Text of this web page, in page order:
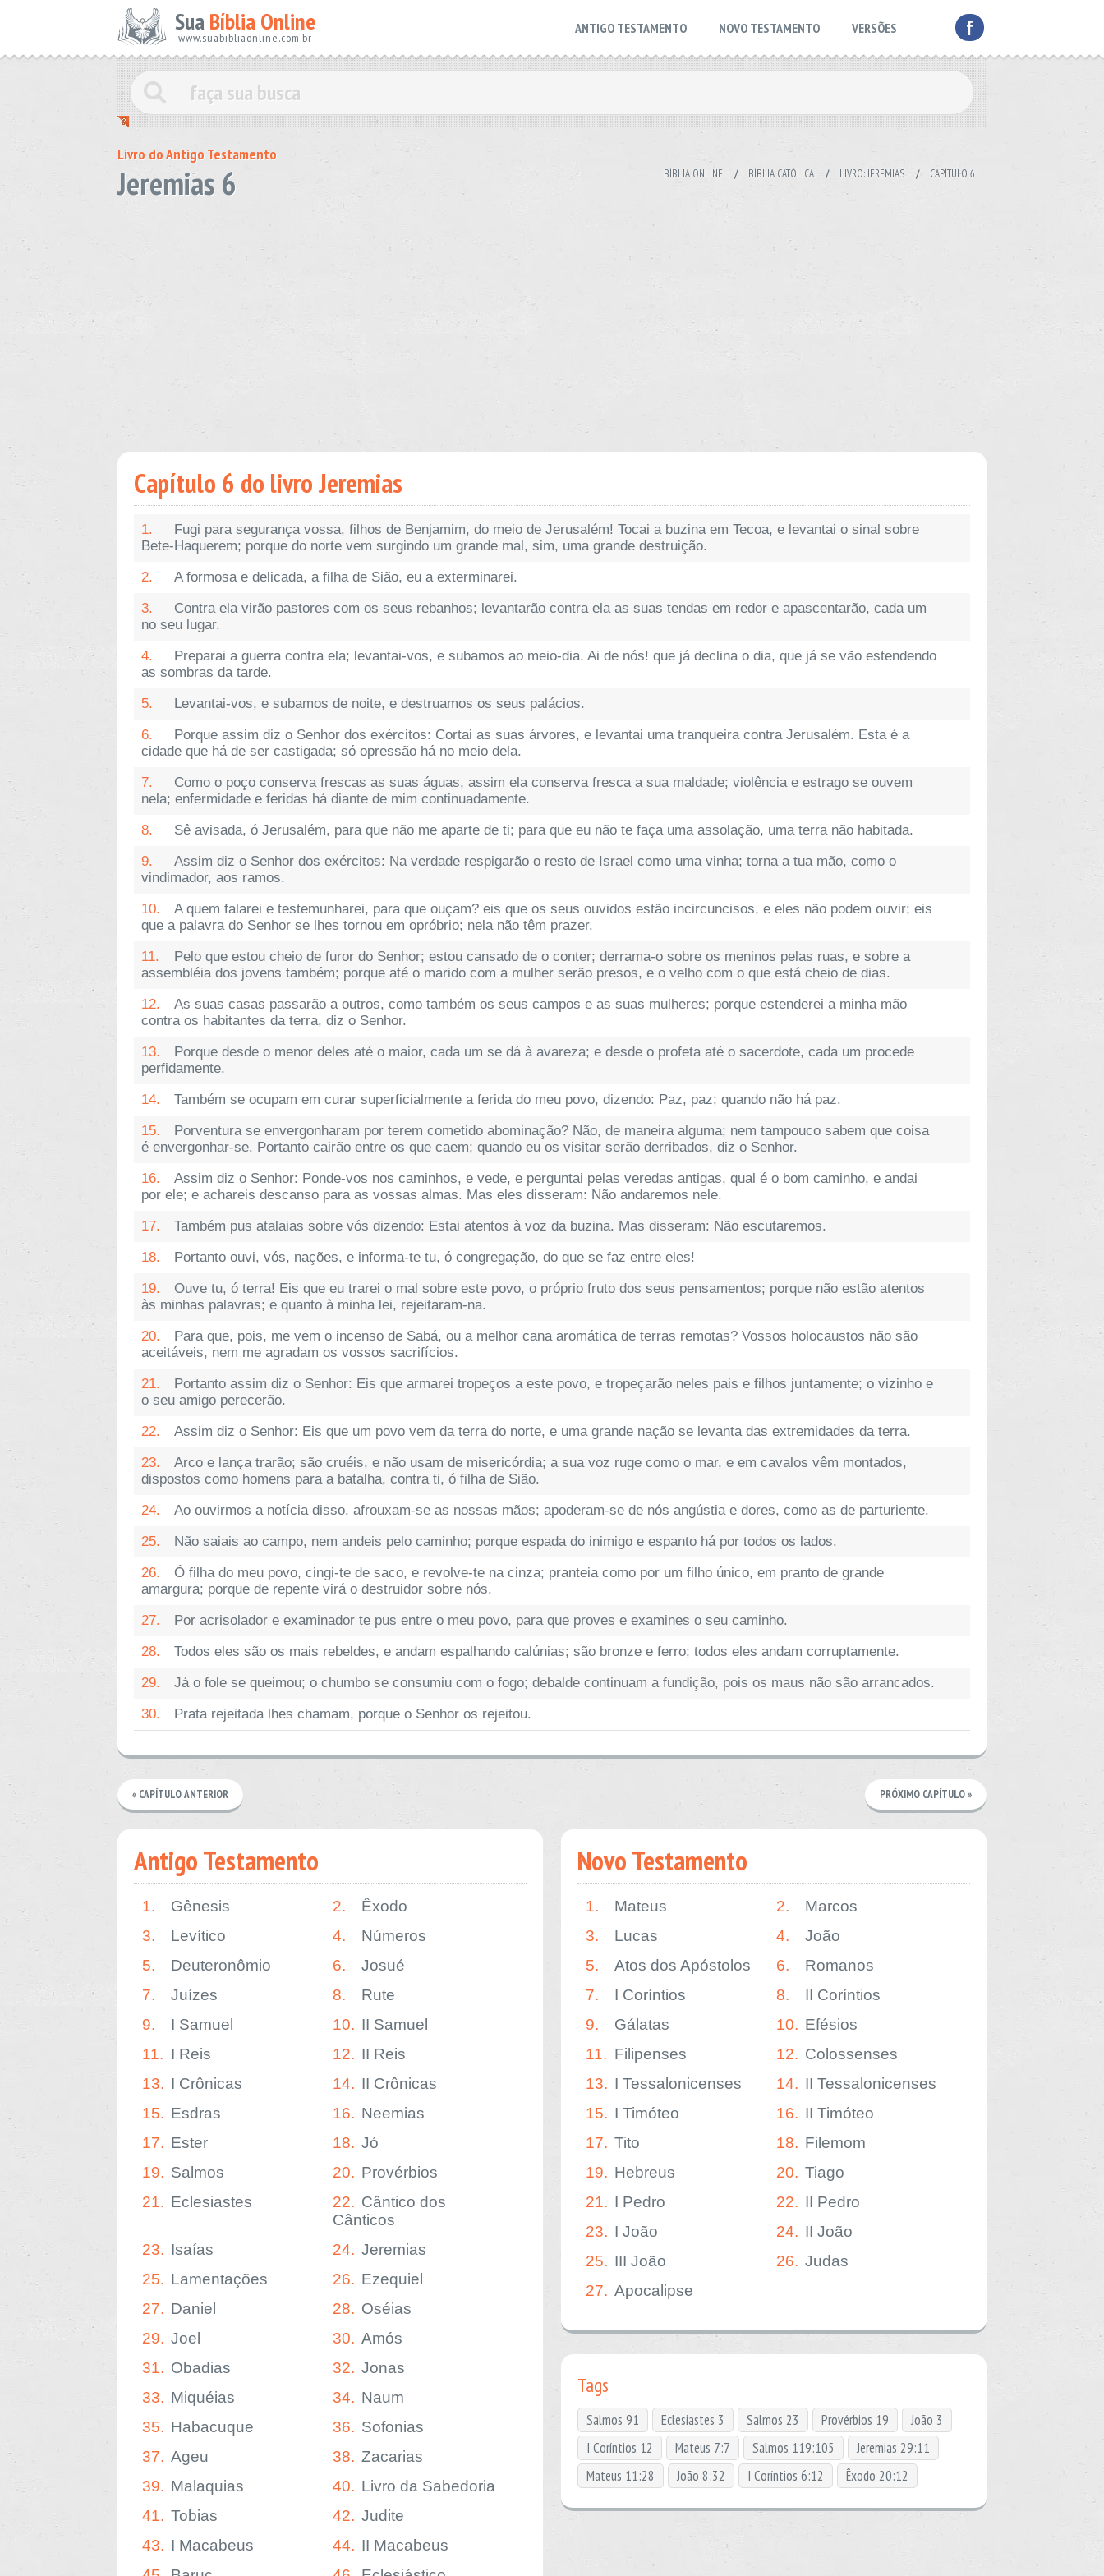
SuaBíblia Online
www.suabibliaonline.com.br f
ANTIGO TESTAMENTO NOVO TESTAMENTO VERSÕES
Livro do Antigo Testamento
Jeremias 6 BÍBLIA ONLINE / BÍBLIA CATÓLICA / LIVRO: JEREMIAS / CAPÍTULO 6
Capítulo 6 do livro Jeremias
1.
Fugi para segurança vossa, filhos de Benjamim, do meio de Jerusalém! Tocai a buzina em Tecoa, e levantai o sinal sobre
Bete-Haquerem; porque do norte vem surgindo um grande mal, sim, uma grande destruição.
2.
A formosa e delicada, a filha de Sião, eu a exterminarei.
3.
Contra ela virão pastores com os seus rebanhos; levantarão contra ela as suas tendas em redor e apascentarão, cada um
no seu lugar.
4.
Preparai a guerra contra ela; levantai-vos, e subamos ao meio-dia. Ai de nós! que já declina o dia, que já se vão estendendo
as sombras da tarde.
5.
Levantai-vos, e subamos de noite, e destruamos os seus palácios.
6.
Porque assim diz o Senhor dos exércitos: Cortai as suas árvores, e levantai uma tranqueira contra Jerusalém. Esta é a
cidade que há de ser castigada; só opressão há no meio dela.
7.
Como o poço conserva frescas as suas águas, assim ela conserva fresca a sua maldade; violência e estrago se ouvem
nela; enfermidade e feridas há diante de mim continuadamente.
8.
Sê avisada, ó Jerusalém, para que não me aparte de ti; para que eu não te faça uma assolação, uma terra não habitada.
9.
Assim diz o Senhor dos exércitos: Na verdade respigarão o resto de Israel como uma vinha; torna a tua mão, como o
vindimador, aos ramos.
10.
A quem falarei e testemunharei, para que ouçam? eis que os seus ouvidos estão incircuncisos, e eles não podem ouvir; eis
que a palavra do Senhor se lhes tornou em opróbrio; nela não têm prazer.
11.
Pelo que estou cheio de furor do Senhor; estou cansado de o conter; derrama-o sobre os meninos pelas ruas, e sobre a
assembléia dos jovens também; porque até o marido com a mulher serão presos, e o velho com o que está cheio de dias.
12.
As suas casas passarão a outros, como também os seus campos e as suas mulheres; porque estenderei a minha mão
contra os habitantes da terra, diz o Senhor.
13.
Porque desde o menor deles até o maior, cada um se dá à avareza; e desde o profeta até o sacerdote, cada um procede
perfidamente.
14.
Também se ocupam em curar superficialmente a ferida do meu povo, dizendo: Paz, paz; quando não há paz.
15.
Porventura se envergonharam por terem cometido abominação? Não, de maneira alguma; nem tampouco sabem que coisa
é envergonhar-se. Portanto cairão entre os que caem; quando eu os visitar serão derribados, diz o Senhor.
16.
Assim diz o Senhor: Ponde-vos nos caminhos, e vede, e perguntai pelas veredas antigas, qual é o bom caminho, e andai
por ele; e achareis descanso para as vossas almas. Mas eles disseram: Não andaremos nele.
17.
Também pus atalaias sobre vós dizendo: Estai atentos à voz da buzina. Mas disseram: Não escutaremos.
18.
Portanto ouvi, vós, nações, e informa-te tu, ó congregação, do que se faz entre eles!
19.
Ouve tu, ó terra! Eis que eu trarei o mal sobre este povo, o próprio fruto dos seus pensamentos; porque não estão atentos
às minhas palavras; e quanto à minha lei, rejeitaram-na.
20.
Para que, pois, me vem o incenso de Sabá, ou a melhor cana aromática de terras remotas? Vossos holocaustos não são
aceitáveis, nem me agradam os vossos sacrifícios.
21.
Portanto assim diz o Senhor: Eis que armarei tropeços a este povo, e tropeçarão neles pais e filhos juntamente; o vizinho e
o seu amigo perecerão.
22.
Assim diz o Senhor: Eis que um povo vem da terra do norte, e uma grande nação se levanta das extremidades da terra.
23.
Arco e lança trarão; são cruéis, e não usam de misericórdia; a sua voz ruge como o mar, e em cavalos vêm montados,
dispostos como homens para a batalha, contra ti, ó filha de Sião.
24.
Ao ouvirmos a notícia disso, afrouxam-se as nossas mãos; apoderam-se de nós angústia e dores, como as de parturiente.
25.
Não saiais ao campo, nem andeis pelo caminho; porque espada do inimigo e espanto há por todos os lados.
26.
Ó filha do meu povo, cingi-te de saco, e revolve-te na cinza; pranteia como por um filho único, em pranto de grande
amargura; porque de repente virá o destruidor sobre nós.
27.
Por acrisolador e examinador te pus entre o meu povo, para que proves e examines o seu caminho.
28.
Todos eles são os mais rebeldes, e andam espalhando calúnias; são bronze e ferro; todos eles andam corruptamente.
29.
Já o fole se queimou; o chumbo se consumiu com o fogo; debalde continuam a fundição, pois os maus não são arrancados.
30.
Prata rejeitada lhes chamam, porque o Senhor os rejeitou.
« CAPÍTULO ANTERIOR PRÓXIMO CAPÍTULO »
Antigo Testamento
1. Gênesis 2.
Êxodo
3.
Levítico 4.
Números
5.
Deuteronômio 6.
Josué
7.
Juízes 8.
Rute
9.
I Samuel 10. II Samuel
11. I Reis 12. II Reis
13. I Crônicas 14. II Crônicas
15. Esdras 16. Neemias
17. Ester 18. Jó
19. Salmos 20. Provérbios
21. Eclesiastes 22. Cântico dos
Cânticos
23. Isaías 24. Jeremias
25. Lamentações 26. Ezequiel
27. Daniel 28. Oséias
29. Joel 30. Amós
31. Obadias 32. Jonas
33. Miquéias 34. Naum
35. Habacuque 36. Sofonias
37. Ageu 38. Zacarias
39. Malaquias 40. Livro da Sabedoria
41. Tobias 42. Judite
43. I Macabeus 44. II Macabeus
Novo Testamento
1. Mateus 2.
Marcos
3.
Lucas 4.
João
5.
Atos dos Apóstolos 6.
Romanos
7.
I Coríntios 8.
II Coríntios
9.
Gálatas 10. Efésios
11. Filipenses 12. Colossenses
13. I Tessalonicenses 14. II Tessalonicenses
15. I Timóteo 16. II Timóteo
17. Tito 18. Filemom
19. Hebreus 20. Tiago
21. I Pedro 22. II Pedro
23. I João 24. II João
25. III João 26. Judas
27. Apocalipse
Tags
Salmos 91 Eclesiastes 3 Salmos 23 Provérbios 19
João 3
I Coríntios 12
Mateus 7:7 Salmos 119:105
Jeremias 29:11
Mateus 11:28
João 8:32 I Coríntios 6:12 Êxodo 20:12